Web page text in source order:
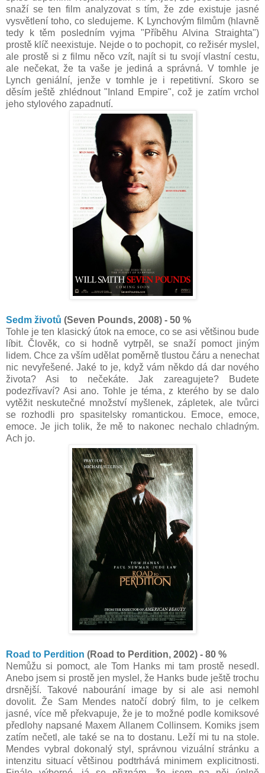
snaží se ten film analyzovat s tím, že zde existuje jasné
vysvětlení toho, co sledujeme. K Lynchovým filmům (hlavně
tedy k těm posledním vyjma "Příběhu Alvina Straighta")
prostě klíč neexistuje. Nejde o to pochopit, co režisér myslel,
ale prostě si z filmu něco vzít, najít si tu svojí vlastní cestu,
ale nečekat, že ta vaše je jediná a správná. V tomhle je
Lynch geniální, jenže v tomhle je i repetitivní. Skoro se
děsím ještě zhlédnout "Inland Empire", což je zatím vrchol
jeho stylového zapadnutí.
Sedm životů (Seven Pounds, 2008) - 50 %
Tohle je ten klasický útok na emoce, co se asi většinou bude
líbit. Člověk, co si hodně vytrpěl, se snaží pomoct jiným
lidem. Chce za vším udělat poměrně tlustou čáru a nenechat
nic nevyřešené. Jaké to je, když vám někdo dá dar nového
života? Asi to nečekáte. Jak zareagujete? Budete
podezřívaví? Asi ano. Tohle je téma, z kterého by se dalo
vytěžit neskutečné množství myšlenek, zápletek, ale tvůrci
se rozhodli pro spasitelsky romantickou. Emoce, emoce,
emoce. Je jich tolik, že mě to nakonec nechalo chladným.
Ach jo.
Road to Perdition (Road to Perdition, 2002) - 80 %
Nemůžu si pomoct, ale Tom Hanks mi tam prostě nesedl.
Anebo jsem si prostě jen myslel, že Hanks bude ještě trochu
drsnější. Takové nabourání image by si ale asi nemohl
dovolit. Že Sam Mendes natočí dobrý film, to je celkem
jasné, více mě překvapuje, že je to možné podle komiksové
předlohy napsané Maxem Allanem Collinsem. Komiks jsem
zatím nečetl, ale také se na to dostanu. Leží mi tu na stole.
Mendes vybral dokonalý styl, správnou vizuální stránku a
intenzitu situací většinou podtrhává minimem explicitnosti.